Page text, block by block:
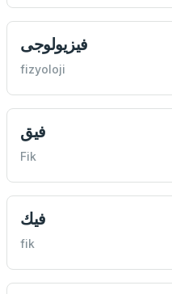
فيزيولوجی
fizyoloji
فيق
Fik
فيك
fik